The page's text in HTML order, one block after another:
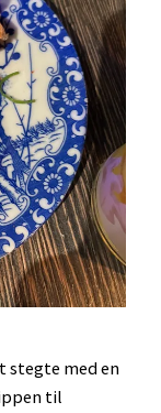
stegte med en
til